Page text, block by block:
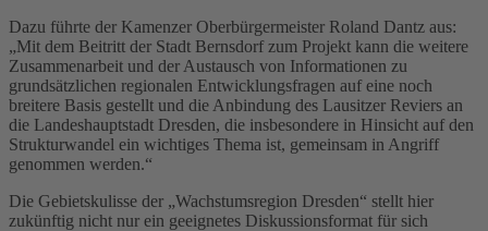
Dazu führte der Kamenzer Oberbürgermeister Roland Dantz aus:
„Mit dem Beitritt der Stadt Bernsdorf zum Projekt kann die weitere
Zusammenarbeit und der Austausch von Informationen zu
grundsätzlichen regionalen Entwicklungsfragen auf eine noch
breitere Basis gestellt und die Anbindung des Lausitzer Reviers an
die Landeshauptstadt Dresden, die insbesondere in Hinsicht auf den
Strukturwandel ein wichtiges Thema ist, gemeinsam in Angriff
genommen werden.“
Die Gebietskulisse der „Wachstumsregion Dresden“ stellt hier
zukünftig nicht nur ein geeignetes Diskussionsformat für sich